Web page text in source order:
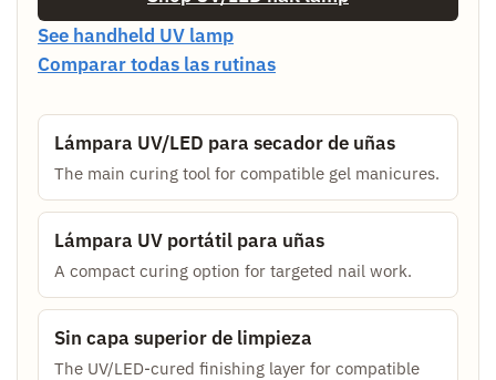
See handheld UV lamp
Comparar todas las rutinas
Lámpara UV/LED para secador de uñas
The main curing tool for compatible gel manicures.
Lámpara UV portátil para uñas
A compact curing option for targeted nail work.
Sin capa superior de limpieza
The UV/LED-cured finishing layer for compatible